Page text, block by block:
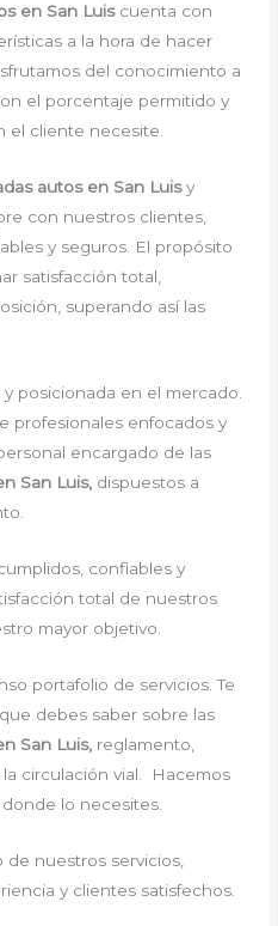
en San Luiscuenta con
a la hora de hacer
del conocimiento a
el porcentaje permitido y
el cliente necesite.
autos en San Luisy
con nuestros clientes,
y seguros. El propósito
satisfacción total,
superando así las
posicionada en el mercado.
profesionales enfocados y
encargado de las
San Luis, dispuestos a
confiables y
total de nuestros
mayor objetivo.
portafolio de servicios. Te
debes saber sobre las
San Luis, reglamento,
circulación vial. Hacemos
lo necesites.
nuestros servicios,
y clientes satisfechos.